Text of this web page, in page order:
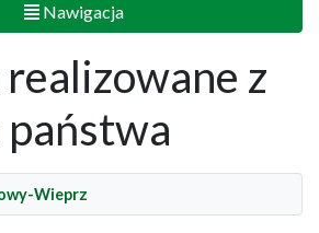
Nawigacja
z
Wieprz